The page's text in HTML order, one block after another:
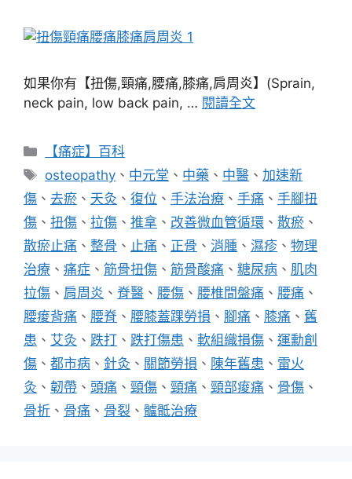
如果你有【扭傷,頸痛,腰痛,膝痛,肩周炎】(Sprain,
neck pain, low back pain, … 閱讀全文
分
【痛症】百科
標
籤
osteopathy 、 中元堂 、 中藥 、 中醫 、加速新
傷 、 去瘀 、 天灸 、 復位 、 手法治療 、 手痛 、 手腳扭
傷 、 扭傷 、 拉傷 、 推拿 、 改善微血管循環 、 散瘀 、
散瘀止痛 、 整骨 、 止痛 、 正骨 、 消腫 、 濕疹 、 物理
治療 、 痛症 、 筋骨扭傷 、 筋骨酸痛 、 糖尿病 、 肌肉
拉傷 、 肩周炎 、 脊醫 、 腰傷 、 腰椎間盤痛 、 腰痛 、
腰痠背痛 、 腰脊 、 腰膝蓋踝勞損 、 腳痛 、 膝痛 、 舊
患 、 艾灸 、 跌打 、 跌打傷患 、 軟組織損傷 、 運勳創
傷 、 都市病 、 針灸 、 關節勞損 、 陳年舊患 、 雷火
灸 、 韌帶 、 頭痛 、 頸傷 、 頸痛 、 頸部痠痛 、 骨傷 、
骨折 、 骨痛 、 骨裂 、 髗骶治療